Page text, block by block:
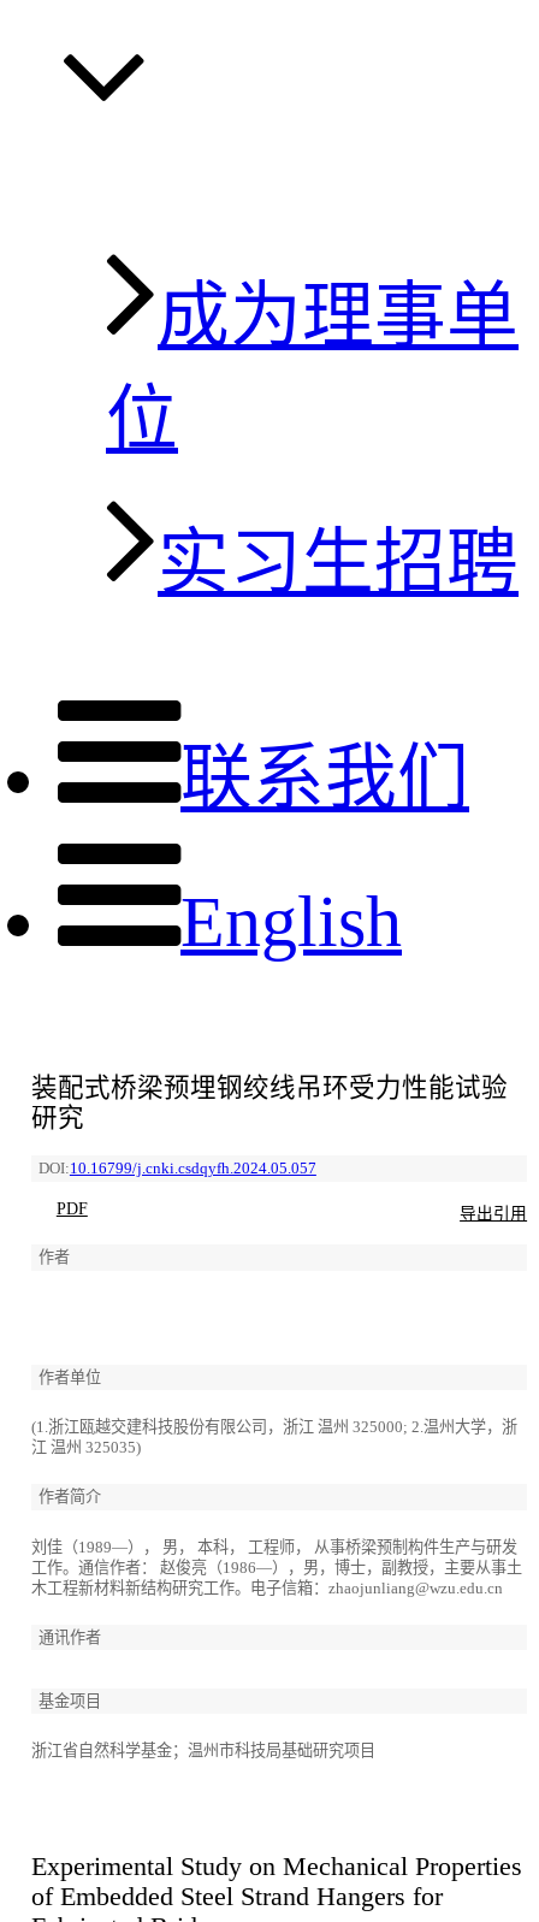
成为理事单
位
实习生招聘
联系我们
English
装配式桥梁预埋钢绞线吊环受力性能试验
研究
DOI:10.16799/j.cnki.csdqyfh.2024.05.057
PDF 导出引用
作者
作者单位
(1.浙江瓯越交建科技股份有限公司，浙江 温州 325000; 2.温州大学，浙
江 温州 325035)
作者简介
刘佳（1989—）， 男， 本科， 工程师， 从事桥梁预制构件生产与研发
工作。通信作者： 赵俊亮（1986—），男，博士，副教授，主要从事土
木工程新材料新结构研究工作。电子信箱：zhaojunliang@wzu.edu.cn
通讯作者
基金项目
浙江省自然科学基金；温州市科技局基础研究项目
Experimental Study on Mechanical Properties
of Embedded Steel Strand Hangers for